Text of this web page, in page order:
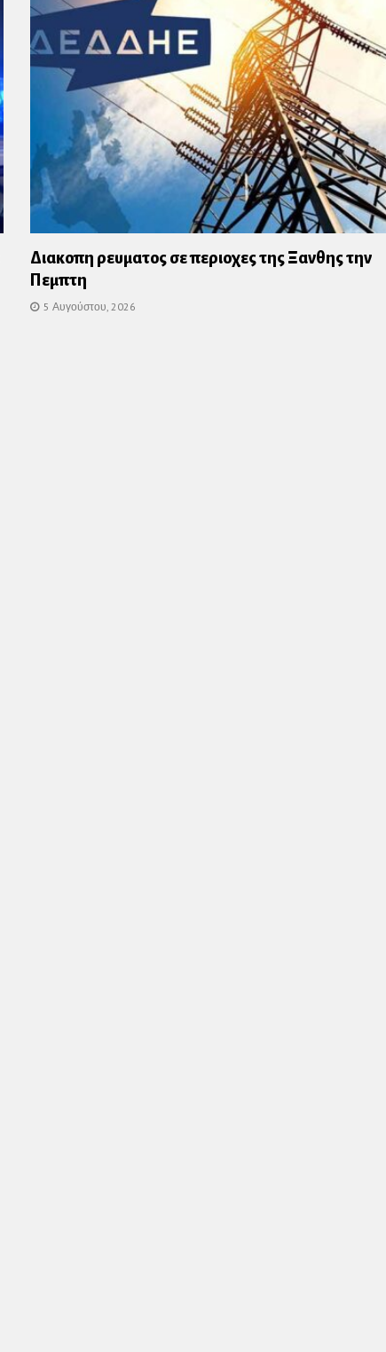
Διακοπη ρευματος σε περιοχες της Ξανθης την
Πεμπτη
5 Αυγούστου, 2026